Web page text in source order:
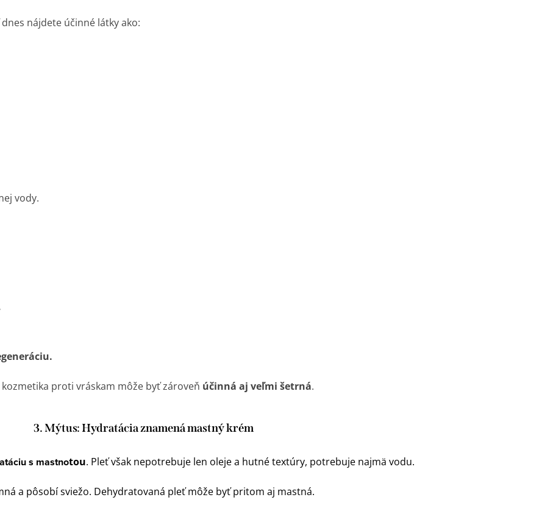
nájdete účinné látky ako:
vody.
proti vráskam môže byť zároveň účinná aj veľmi šetrná.
3. Mýtus: Hydratácia znamená mastný krém
s mastnotou. Pleť však nepotrebuje len oleje a hutné textúry, potrebuje najmä vodu.
a pôsobí sviežo. Dehydratovaná pleť môže byť pritom aj mastná.